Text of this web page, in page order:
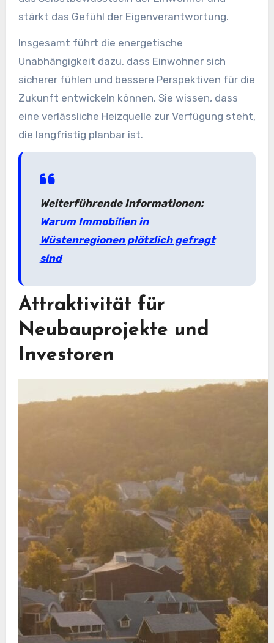
stärkt das Gefühl der Eigenverantwortung.
Insgesamt führt die energetische
Unabhängigkeit dazu, dass Einwohner sich
sicherer fühlen und bessere Perspektiven für die
Zukunft entwickeln können. Sie wissen, dass
eine verlässliche Heizquelle zur Verfügung steht,
die langfristig planbar ist.
Weiterführende Informationen:
Warum Immobilien in
Wüstenregionen plötzlich gefragt
sind
Attraktivität für
Neubauprojekte und
Investoren